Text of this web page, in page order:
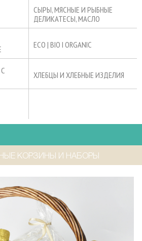
СЫРЫ, МЯСНЫЕ И РЫБНЫЕ
ДЕЛИКАТЕСЫ, МАСЛО
ECO | BIO I ORGANIC
ХЛЕБЦЫ И ХЛЕБНЫЕ ИЗДЕЛИЯ
КОРЗИНЫ И НАБОРЫ